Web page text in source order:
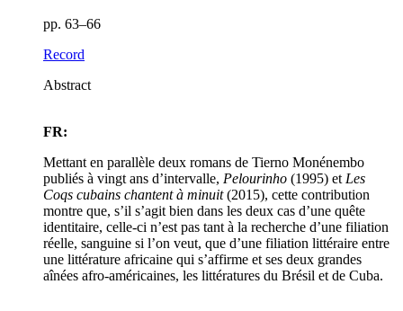
pp. 63–66
Record
Abstract
FR:
Mettant en parallèle deux romans de Tierno Monénembo
publiés à vingt ans d’intervalle, Pelourinho (1995) et Les
Coqs cubains chantent à minuit(2015), cette contribution
montre que, s’il s’agit bien dans les deux cas d’une quête
identitaire, celle-ci n’est pas tant à la recherche d’une filiation
réelle, sanguine si l’on veut, que d’une filiation littéraire entre
une littérature africaine qui s’affirme et ses deux grandes
aînées afro-américaines, les littératures du Brésil et de Cuba.